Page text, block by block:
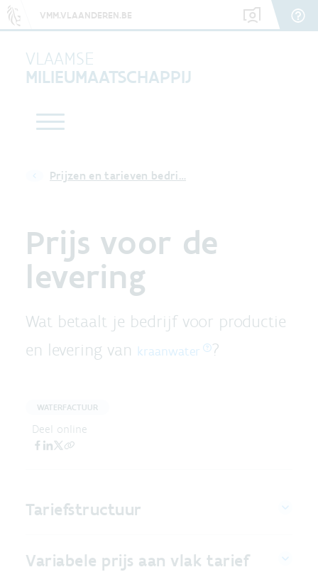
VMM.VLAANDEREN.BE
VLAAMSE
MILIEUMAATSCHAPPIJ
Prijzen en tarieven bedri…
Prijs voor de
levering
Wat betaalt je bedrijf voor productie
en levering van kraanwater ?
WATERFACTUUR
Deel online
Tariefstructuur
Variabele prijs aan vlak tarief